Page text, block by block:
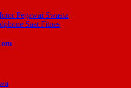
Pegawai Swasta
Saat Fitnes